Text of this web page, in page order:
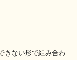
きない形で組み合わ